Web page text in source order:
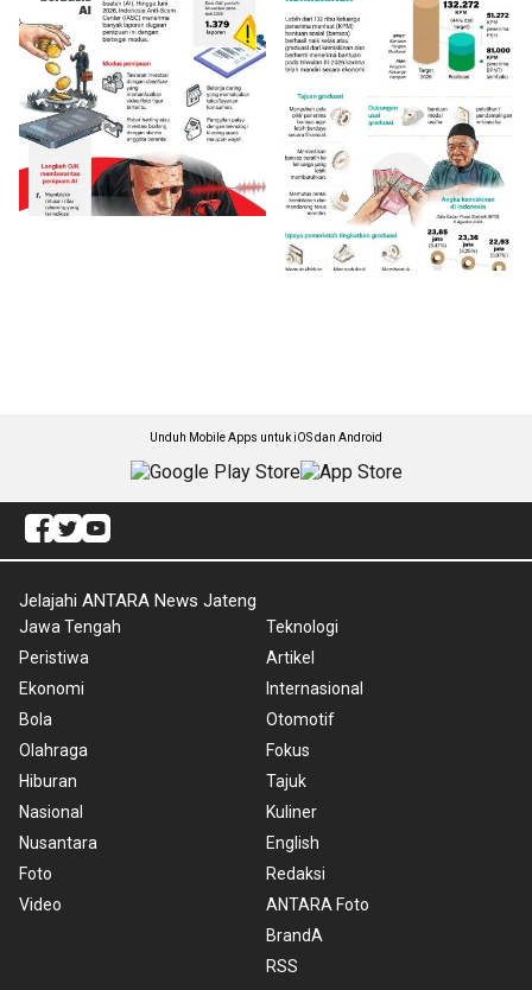
Unduh Mobile Apps untuk iOS dan Android
Jelajahi ANTARA News Jateng
Jawa Tengah
Peristiwa
Ekonomi
Bola
Olahraga
Hiburan
Nasional
Nusantara
Foto
Video
Teknologi
Artikel
Internasional
Otomotif
Fokus
Tajuk
Kuliner
English
Redaksi
ANTARA Foto
BrandA
RSS